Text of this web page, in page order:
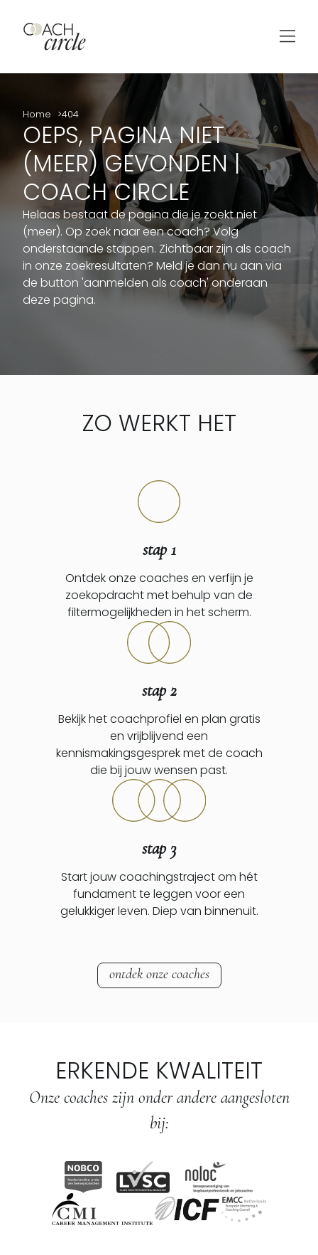
Home 404
OEPS, PAGINA NIET
(MEER) GEVONDEN |
COACH CIRCLE
Helaas bestaat de pagina die je zoekt niet
(meer). Op zoek naar een coach? Volg
onderstaande stappen. Zichtbaar zijn als coach
in onze zoekresultaten? Meld je dan nu aan via
de button 'aanmelden als coach' onderaan
deze pagina.
ZO WERKT HET
stap 1
Ontdek onze coaches en verfijn je
zoekopdracht met behulp van de
filtermogelijkheden in het scherm.
stap 2
Bekijk het coachprofiel en plan gratis
en vrijblijvend een
kennismakingsgesprek met de coach
die bij jouw wensen past.
stap 3
Start jouw coachingstraject om hét
fundament te leggen voor een
gelukkiger leven. Diep van binnenuit.
ontdek onze coaches
ERKENDE KWALITEIT
Onze coaches zijn onder andere aangesloten
bij: